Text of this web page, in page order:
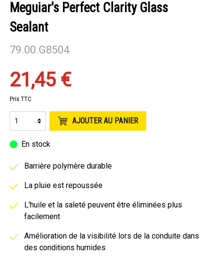
Meguiar's Perfect Clarity Glass
Sealant
79.00.G8504
21,45 €
Prix TTC
AJOUTER AU PANIER
En stock
Barrière polymère durable
La pluie est repoussée
L'huile et la saleté peuvent être éliminées plus
facilement
Amélioration de la visibilité lors de la conduite dans
des conditions humides